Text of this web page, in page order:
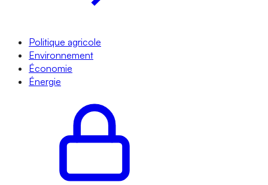
Politique agricole
Environnement
Économie
Énergie